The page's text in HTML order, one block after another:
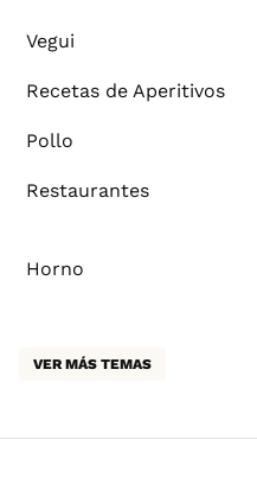
Vegui
Recetas de Aperitivos
Pollo
Restaurantes
Horno
VER MÁS TEMAS